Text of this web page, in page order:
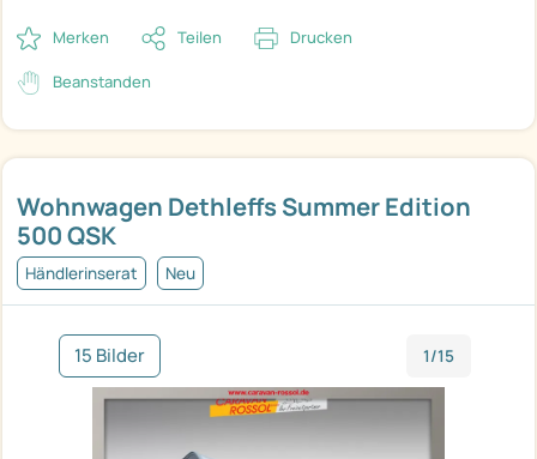
Wohnwagen Dethleffs Summer Edition
500 QSK
Händlerinserat Neu
15 Bilder 1/15
Merken Teilen Drucken
Beanstanden